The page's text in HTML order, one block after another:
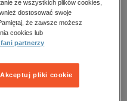
wnętrz
Filtrowanie
ze wszystkich plików cookies,
dostosować swoje
że zawsze możesz
cookies lub
partnerzy
Akceptuj pliki cookie